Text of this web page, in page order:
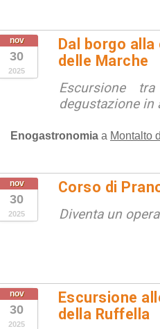
nov
30
2025
Dal borgo
delle Marche
Escursione
degustazione in
Enogastronomia a Montalto
nov
30
2025
Corso di
Diventa un
nov
30
2025
Escursione
della Ruffella